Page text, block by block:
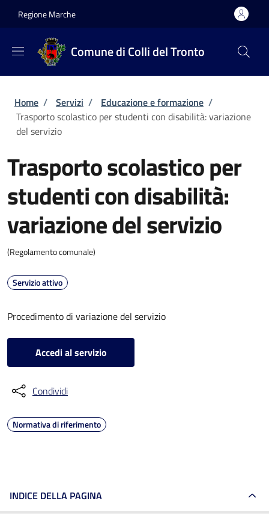
Regione Marche
Comune di Colli del Tronto
Briciole di pane
Home / Servizi / Educazione e formazione /
Trasporto scolastico per studenti con disabilità: variazione
del servizio
Trasporto scolastico per
studenti con disabilità:
variazione del servizio
(Regolamento comunale)
Servizio attivo
Procedimento di variazione del servizio
Accedi al servizio
Condividi
Normativa di riferimento
INDICE DELLA PAGINA